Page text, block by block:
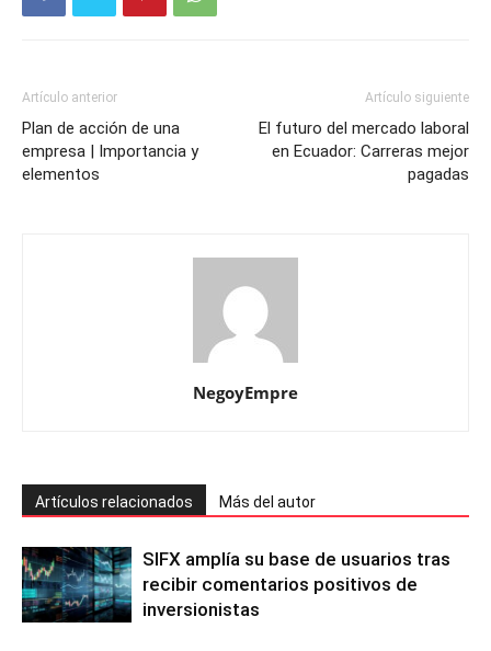
Artículo anterior
Plan de acción de una
empresa | Importancia y
elementos
Artículo siguiente
El futuro del mercado laboral
en Ecuador: Carreras mejor
pagadas
NegoyEmpre
Artículos relacionados Más del autor
SIFX amplía su base de usuarios tras
recibir comentarios positivos de
inversionistas